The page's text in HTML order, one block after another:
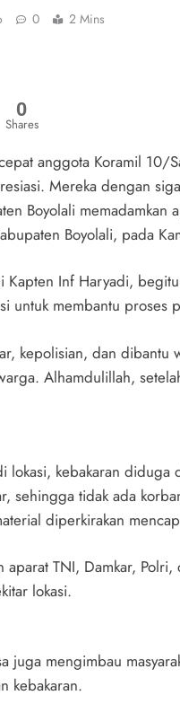
0 2 Mins
0
Shares
anggota Koramil 10/
Mereka dengan
Boyolali
Boyolali, pada
Inf Haryadi,
untuk membantu proses
kepolisian, dan
Alhamdulillah,
lokasi, kebakaran
sehingga tidak ada
diperkirakan
aparat TNI, Damkar,
lokasi.
juga mengimbau
kebakaran.